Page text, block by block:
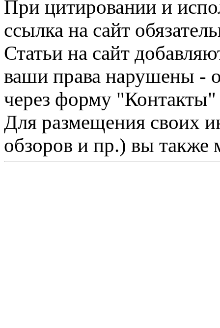
При цитировании и
ссылка на сайт
Статьи на сайт
ваши права нарушены -
через форму "Контакты"
Для размещения своих
обзоров и пр.) вы также